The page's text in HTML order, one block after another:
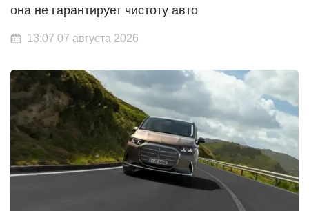
она не гарантирует чистоту авто
13:07 07 августа 2026